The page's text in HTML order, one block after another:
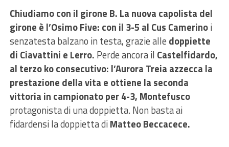
Chiudiamo con il girone B. La nuova capolista del
girone è l’Osimo Five: con il 3-5 al Cus Camerinoi
senzatesta balzano in testa, grazie alle doppiette
di Ciavattini e Lerro. Perde ancora il Castelfidardo,
al terzo ko consecutivo: l’Aurora Treia azzecca la
prestazione della vita e ottiene la seconda
vittoria in campionato per 4-3, Montefusco
protagonista di una doppietta. Non basta ai
fidardensi la doppietta diMatteo Beccacece.